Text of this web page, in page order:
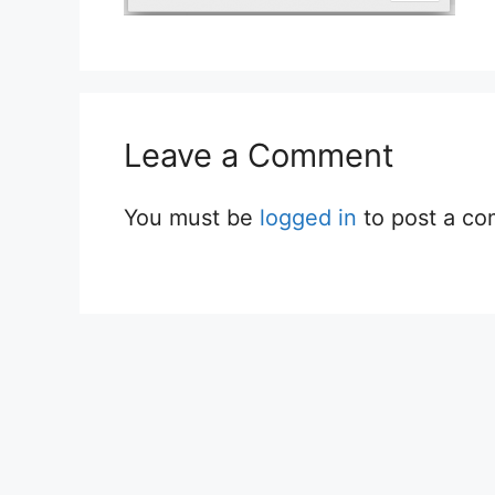
Leave a Comment
You must be logged in to post a